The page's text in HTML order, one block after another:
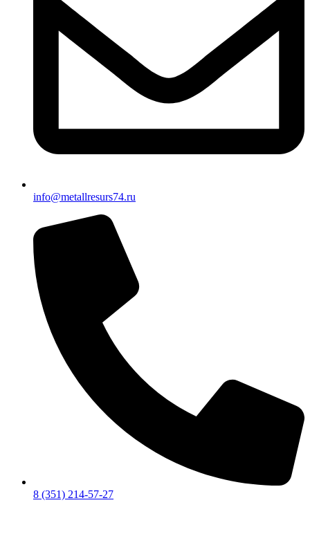
info@metallresurs74.ru
8 (351) 214-57-27